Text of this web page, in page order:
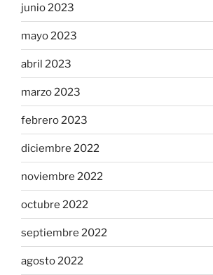
junio 2023
mayo 2023
abril 2023
marzo 2023
febrero 2023
diciembre 2022
noviembre 2022
octubre 2022
septiembre 2022
agosto 2022